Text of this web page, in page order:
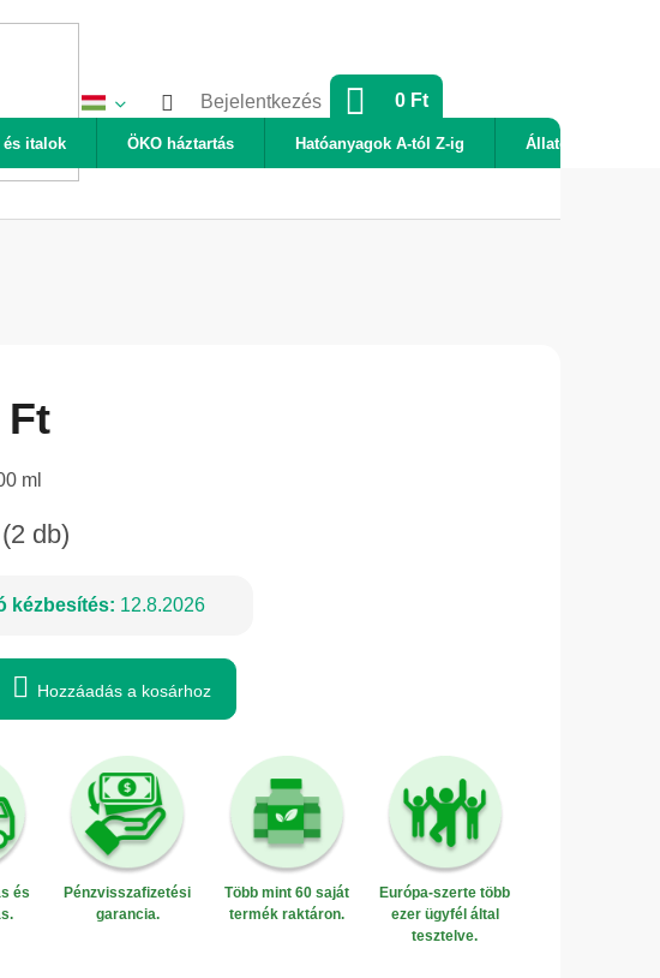
Bejelentkezés KOSÁR
0 Ft
és italok ÖKO háztartás Hatóanyagok A-tól Z-ig Állatok
Ft
ml
(2 db)
kézbesítés: 12.8.2026
Hozzáadás a kosárhoz
és
Pénzvisszafizetési
garancia.
Több mint 60 saját
termék raktáron.
Európa-szerte több
ezer ügyfél által
tesztelve.